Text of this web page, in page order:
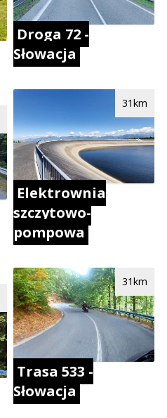
Droga 72 -
Słowacja
Elektrownia
szczytowo-
pompowa
31km
Trasa 533 -
Słowacja
31km